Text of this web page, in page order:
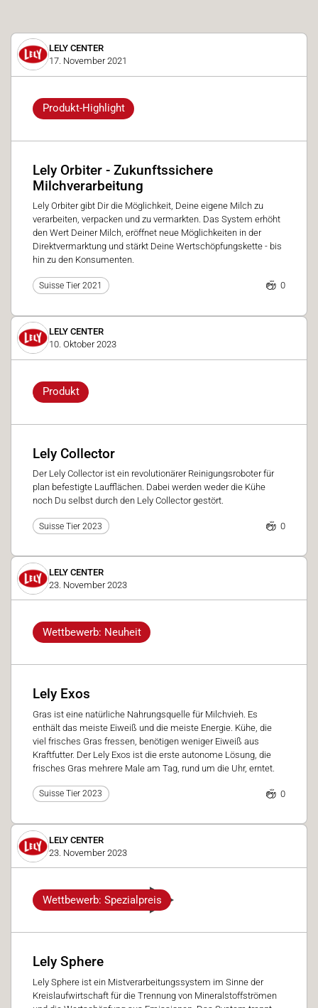
LELY CENTER
17. November 2021
Produkt-Highlight
Lely Orbiter - Zukunftssichere
Milchverarbeitung
Lely Orbiter gibt Dir die Möglichkeit, Deine eigene Milch zu
verarbeiten, verpacken und zu vermarkten. Das System erhöht
den Wert Deiner Milch, eröffnet neue Möglichkeiten in der
Direktvermarktung und stärkt Deine Wertschöpfungskette - bis
hin zu den Konsumenten.
Suisse Tier 2021 0
LELY CENTER
10. Oktober 2023
Produkt
Lely Collector
Der Lely Collector ist ein revolutionärer Reinigungsroboter für
plan befestigte Laufflächen. Dabei werden weder die Kühe
noch Du selbst durch den Lely Collector gestört.
Suisse Tier 2023 0
LELY CENTER
23. November 2023
Wettbewerb: Neuheit
Lely Exos
Gras ist eine natürliche Nahrungsquelle für Milchvieh. Es
enthält das meiste Eiweiß und die meiste Energie. Kühe, die
viel frisches Gras fressen, benötigen weniger Eiweiß aus
Kraftfutter. Der Lely Exos ist die erste autonome Lösung, die
frisches Gras mehrere Male am Tag, rund um die Uhr, erntet.
Suisse Tier 2023 0
LELY CENTER
23. November 2023
Wettbewerb: Spezialpreis
Lely Sphere
Lely Sphere ist ein Mistverarbeitungssystem im Sinne der
Kreislaufwirtschaft für die Trennung von Mineralstoffströmen